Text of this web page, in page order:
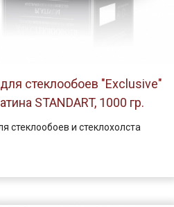
стеклообоев "Exclusive"
STANDART, 1000 гр.
стеклообоев и стеклохолста